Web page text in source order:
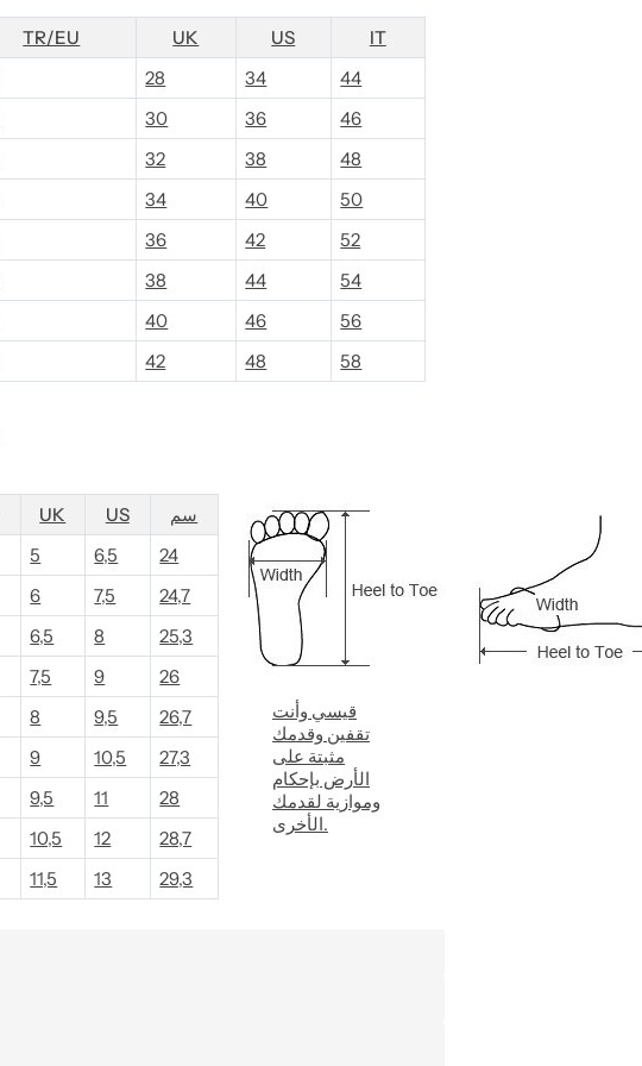
TR/EU UK US
IT
28 34
44
30 36
46
32 38
48
34 40
50
36 42
52
38 44
54
40 46
56
42 48 58
UK US سم
5 6,5
24
6 7,5
24,7
6,5 8
25,3
7,5 9
26
8 9,5
26,7
9 10,5
27,3
9,5 11
28
10,5 12
28,7
11,5 13 29,3
قيسي وأنت
تقفين وقدمك
مثبتة على
الأرض بإحكام
وموازية لقدمك
الأخرى.